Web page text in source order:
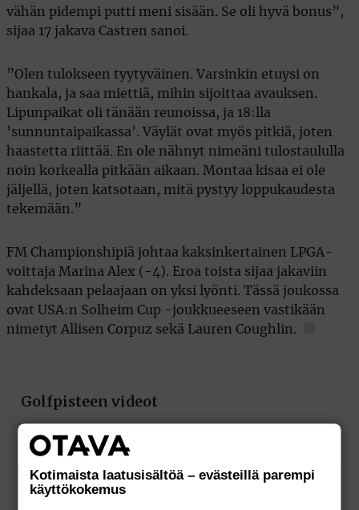
vähän pidempi putti meni sisään. Se oli hyvä bonus”,
sijaa 17 jakava Castren sanoi.
”Olen tulokseen tyytyväinen. Varsinkin etuysi on
hankala, ja saa miettiä, mihin sijoittaa avauksen.
Lipunpaikat oli tänään reunoissa, ja 18:lla
’sunnuntaipaikassa’. Väylät ovat myös pitkiä, joten
haastetta riittää. En ole nähnyt nimeäni tulostaululla
noin korkealla pitkään aikaan. Montaa kisaa ei ole
jäljellä, joten katsotaan, mitä pystyy loppukaudesta
tekemään.”
FM Championshipiä johtaa kaksinkertainen LPGA-
voittaja Marina Alex (-4). Eroa toista sijaa jakaviin
kahdeksaan pelaajaan on yksi lyönti. Tässä joukossa
ovat USA:n Solheim Cup -joukkueeseen vastikään
nimetyt Allisen Corpuz sekä Lauren Coughlin.
Kotimaista laatusisältöä – evästeillä parempi
käyttökokemus